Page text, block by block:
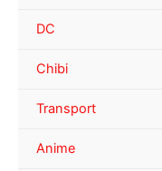
DC
Chibi
Transport
Anime